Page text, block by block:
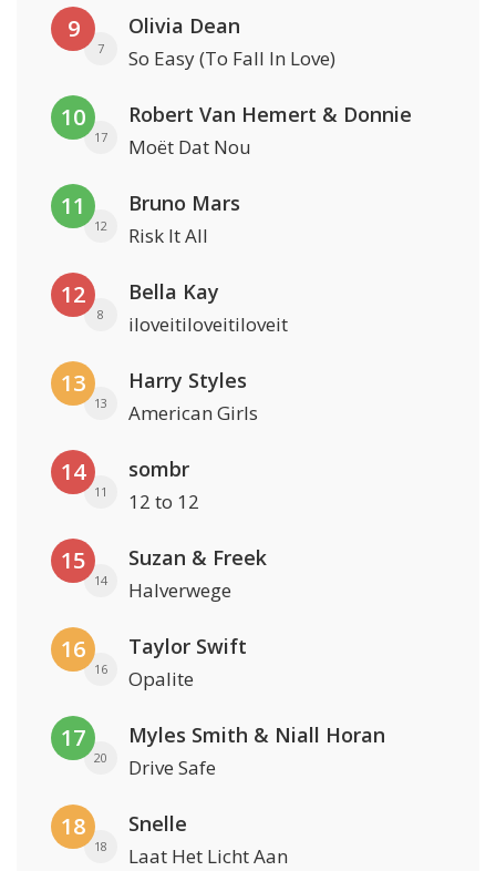
9
7
Olivia Dean
So Easy (To Fall In Love)
10
17
Robert Van Hemert & Donnie
Moët Dat Nou
11
12
Bruno Mars
Risk It All
12
8
Bella Kay
iloveitiloveitiloveit
13
13
Harry Styles
American Girls
14
11
sombr
12 to 12
15
14
Suzan & Freek
Halverwege
16
16
Taylor Swift
Opalite
17
20
Myles Smith & Niall Horan
Drive Safe
18
18
Snelle
Laat Het Licht Aan